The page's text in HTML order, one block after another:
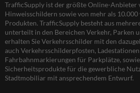
TrafficSupply ist der größte Online-Anbieter
Hinweisschildern sowie von mehr als 10.000
Produkten. TrafficSupply besteht aus
unterteilt in den Bereichen Verkehr, Parken
erhalten Sie Verkehrsschilder mit den
auch Verkehrsschilderpfosten,
Fahrbahnmarkierungen für Parkplätze,
Sicherheitsprodukte für die gewerbliche
Stadtmobiliar mit ansprechendem Entwurf.